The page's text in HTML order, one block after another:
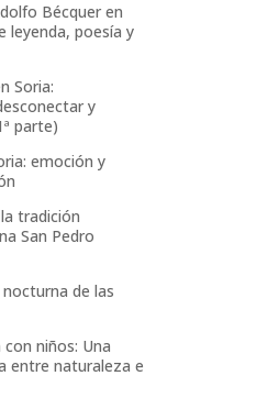
Bécquer en
leyenda, poesía y
Soria:
y
parte)
emoción y
tradición
San Pedro
de las
niños: Una
entre naturaleza e